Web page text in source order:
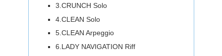
3.CRUNCH Solo
4.CLEAN Solo
5.CLEAN Arpeggio
6.LADY NAVIGATION Riff